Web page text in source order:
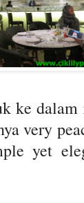
ke
very
yet